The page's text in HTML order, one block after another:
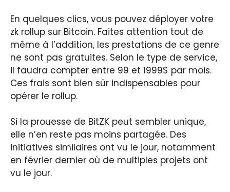
En quelques clics, vous pouvez déployer votre
zk rollup sur Bitcoin. Faites attention tout de
même à l’addition, les prestations de ce genre
ne sont pas gratuites. Selon le type de service,
il faudra compter entre 99 et 1999$ par mois.
Ces frais sont bien sûr indispensables pour
opérer le rollup.
Si la prouesse de BitZK peut sembler unique,
elle n’en reste pas moins partagée. Des
initiatives similaires ont vu le jour, notamment
en février dernier où de multiples projets ont
vu le jour.